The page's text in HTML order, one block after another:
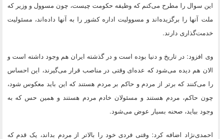
این سوال را مطرح می‌کنم که وظیفه حکومت چیست، چون مسوول و وزیر که
ملت آنها را برگزیده‌اند و مسوولیت اداره کشور را به آنها داده‌اند، مسئولیت
خدمت‌گذاری دارند.
وی افزود: در تاریخ و دنیا بوده است و در گذشته ایران هم وجود داشته است و
الان هم دیده می‌شود که عده‌ای وقتی در مناصب قرار می‌گیرند، این احساس
را می‌کنند که برتر از مردم و حاکم بر مردم هستند که این باید معکوس شود،
چون حاکم، مردم هستند و مسئولان خادم مردم هستند و همین حس که به
وجود بیاید، صحنه بسیار عوض می‌شود.
احمدی‌نژاد اضافه کرد: وقتی فردی خود را بالاتر از مردم بداند، یک قدم که